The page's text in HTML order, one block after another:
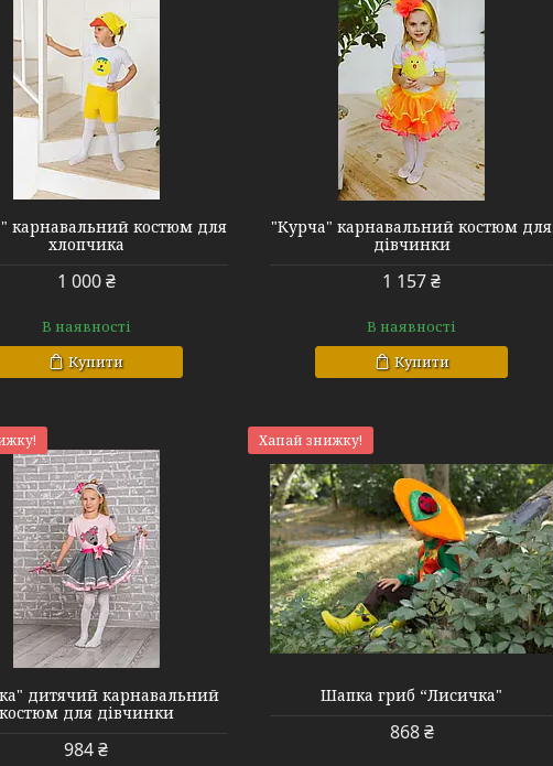
карнавальний костюм для
хлопчика
1 000 ₴
В наявності
Купити
"Курча" карнавальний костюм для
дівчинки
1 157 ₴
В наявності
Купити
дитячий карнавальний
костюм для дівчинки
984 ₴
Хапай знижку!
Шапка гриб “Лисичка"
868 ₴